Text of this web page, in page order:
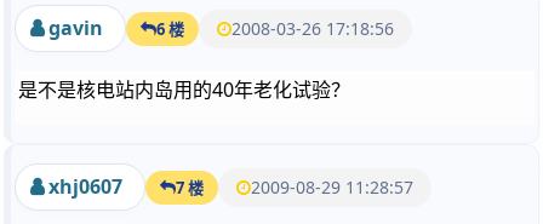
gavin 6 楼 2008-03-26 17:18:56
是不是核电站内岛用的40年老化试验？
xhj0607 7 楼 2009-08-29 11:28:57